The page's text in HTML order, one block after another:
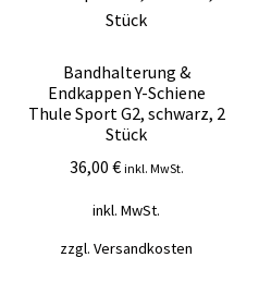
Bandhalterung &
Endkappen Y-Schiene
Thule Sport G2, schwarz, 2
Stück
36,00 € inkl. MwSt.
inkl. MwSt.
zzgl.Versandkosten